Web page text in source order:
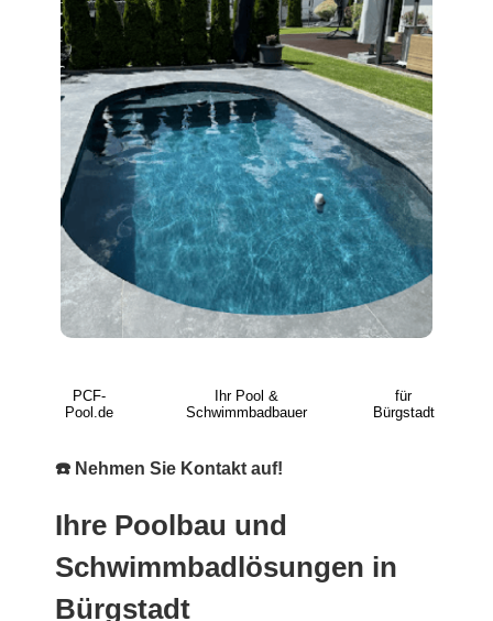
PCF-
Pool.de
Ihr Pool &
Schwimmbadbauer
für
Bürgstadt
☎️ Nehmen Sie Kontakt auf!
Ihre Poolbau und
Schwimmbadlösungen in
Bürgstadt